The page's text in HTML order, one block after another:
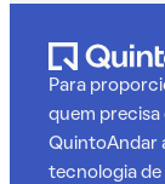
Para
quem precisa
QuintoAndar
tecnologia de